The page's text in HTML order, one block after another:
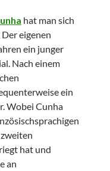
hat man sich
eigenen
ein junger
Nach einem
ein
Wobei Cunha
hat und
an